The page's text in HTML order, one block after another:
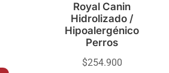
Royal Canin
Hidrolizado /
Hipoalergénico
Perros
$254.900